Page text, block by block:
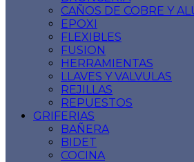
CAÑOS DE COBRE Y
EPOXI
FLEXIBLES
FUSION
HERRAMIENTAS
LLAVES Y VALVULAS
REJILLAS
REPUESTOS
GRIFERIAS
BAÑERA
BIDET
COCINA